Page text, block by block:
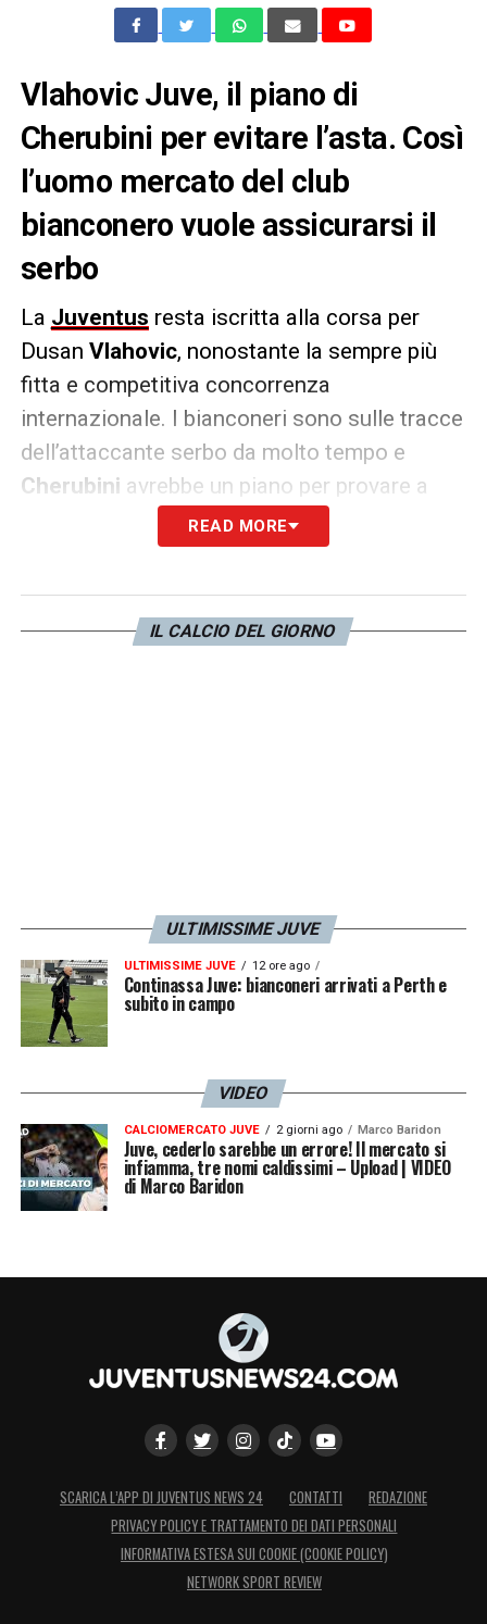
Vlahovic Juve, il piano di
Cherubini per evitare l’asta. Così
l’uomo mercato del club
bianconero vuole assicurarsi il
serbo
La Juventus resta iscritta alla corsa per
Dusan Vlahovic, nonostante la sempre più
fitta e competitiva concorrenza
internazionale. I bianconeri sono sulle tracce
dell’attaccante serbo da molto tempo e
Cherubini avrebbe un piano per provare a
portare il centravanti della Fiorentina.
due estati fa conChiesa, cercando un
READ MORE
IL CALCIO DEL GIORNO
ULTIMISSIME JUVE
ULTIMISSIME JUVE 12 ore ago
Continassa Juve: bianconeri arrivati a Perth e
subito in campo
VIDEO
CALCIOMERCATO JUVE 2 giorni ago Marco Baridon
Juve, cederlo sarebbe un errore! Il mercato si
infiamma, tre nomi caldissimi – Upload | VIDEO
di Marco Baridon
SCARICA L’APP DI JUVENTUS NEWS 24 CONTATTI
REDAZIONE
PRIVACY POLICY E TRATTAMENTO DEI DATI PERSONALI
INFORMATIVA ESTESA SUI COOKIE (COOKIE POLICY)
NETWORK SPORT REVIEW